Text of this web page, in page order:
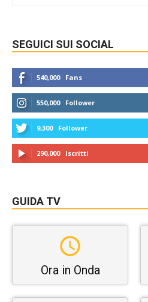
SEGUICI SUI SOCIAL
540,000 Fans
550,000 Follower
9,300 Follower
290,000 Iscritti
GUIDA TV
Ora in Onda